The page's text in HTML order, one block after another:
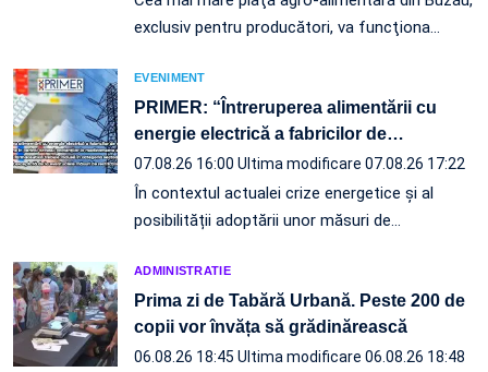
exclusiv pentru producători, va funcţiona…
EVENIMENT
PRIMER: “Întreruperea alimentării cu
energie electrică a fabricilor de…
07.08.26 16:00 Ultima modificare 07.08.26 17:22
În contextul actualei crize energetice și al
posibilității adoptării unor măsuri de…
ADMINISTRATIE
Prima zi de Tabără Urbană. Peste 200 de
copii vor învăța să grădinărească
06.08.26 18:45 Ultima modificare 06.08.26 18:48